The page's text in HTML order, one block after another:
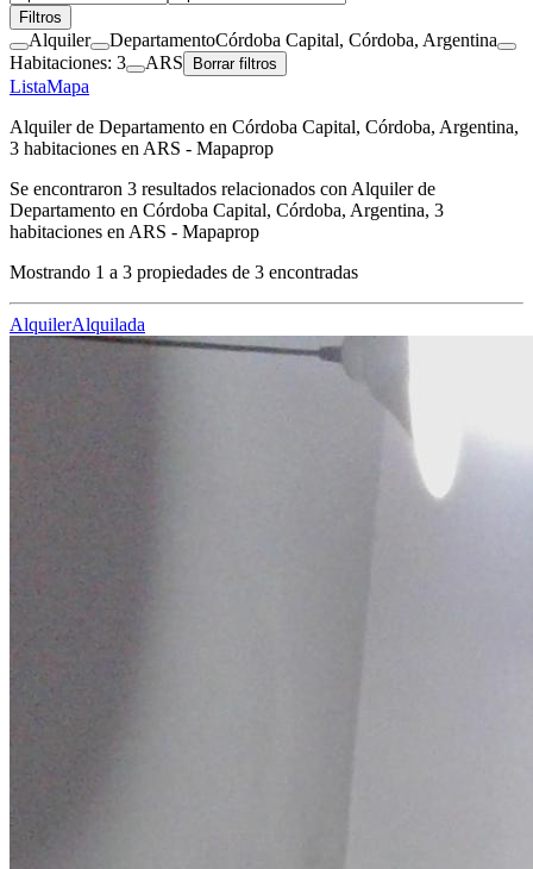
Filtros
Alquiler DepartamentoCórdoba Capital, Córdoba, Argentina
Habitaciones: 3
ARS Borrar filtros
ListaMapa
Alquiler de Departamento en Córdoba Capital, Córdoba, Argentina,
3 habitaciones en ARS - Mapaprop
Se encontraron 3 resultados relacionados con Alquiler de
Departamento en Córdoba Capital, Córdoba, Argentina, 3
habitaciones en ARS - Mapaprop
Mostrando 1 a 3 propiedades de 3 encontradas
AlquilerAlquilada